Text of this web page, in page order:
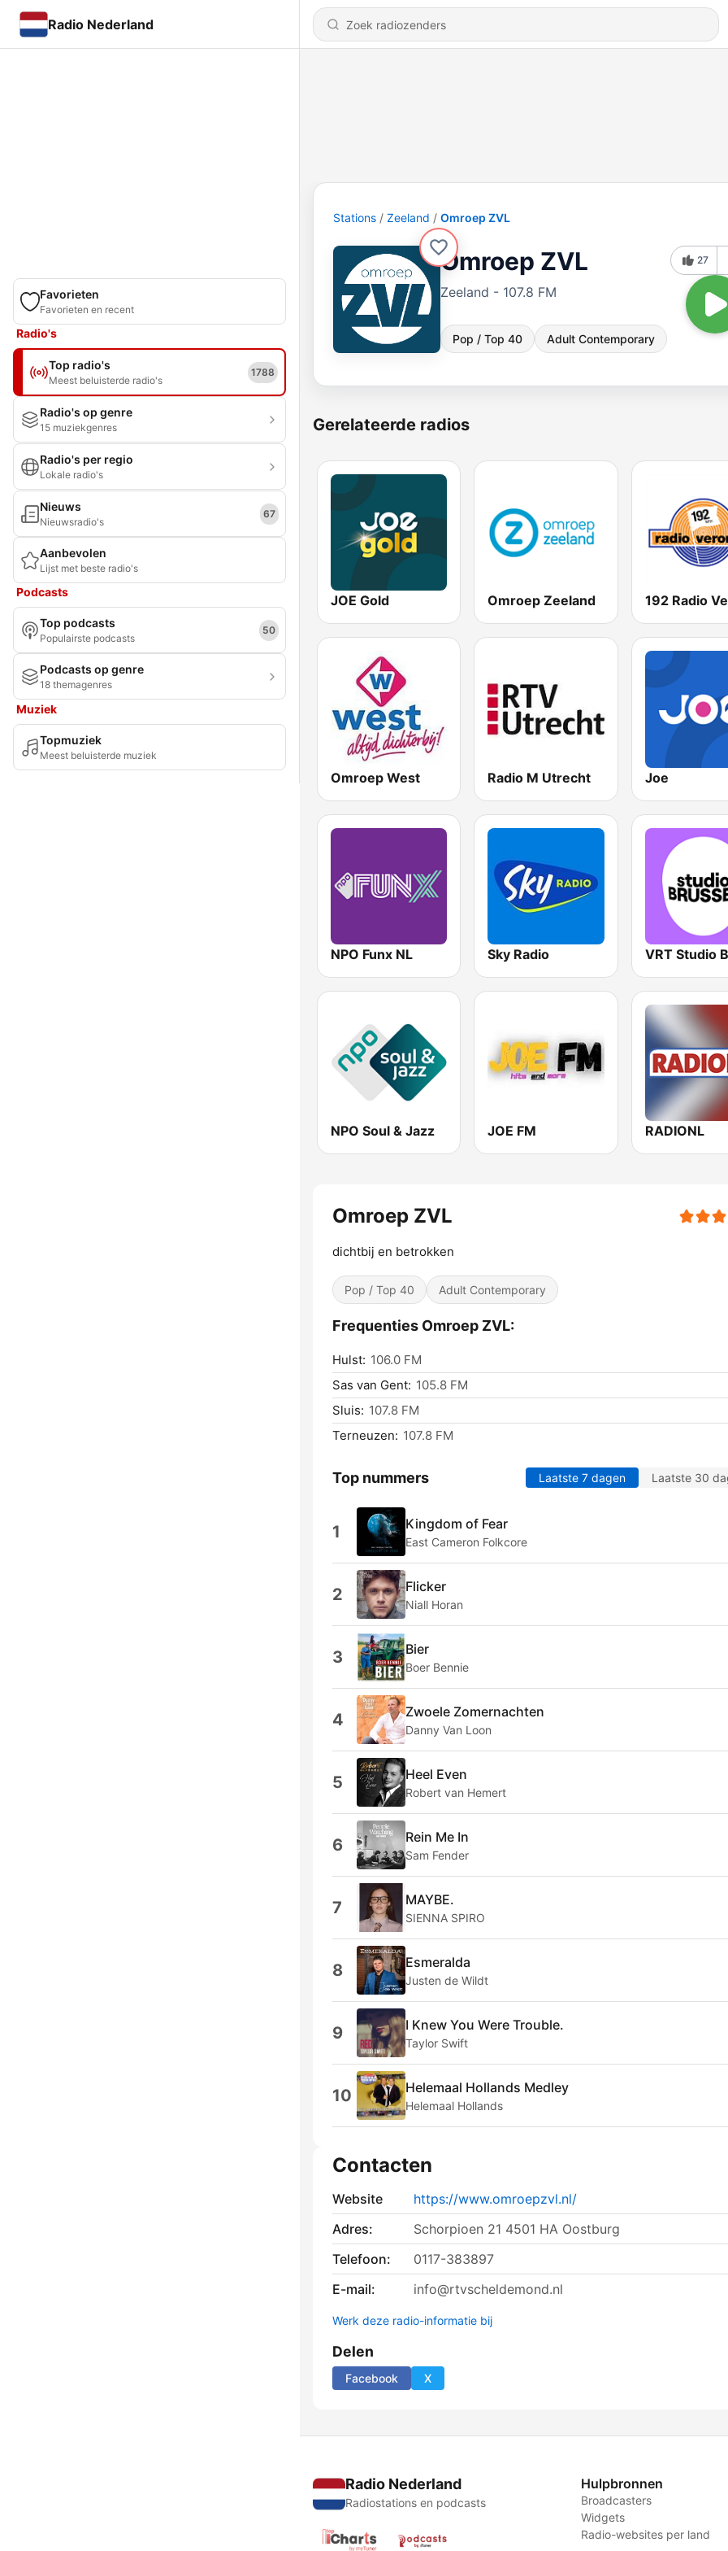
Radio Nederland
Favorieten
Favorieten en recent
Radio's
Top radio's
Meest beluisterde radio's
1788
Radio's op genre
15 muziekgenres
Radio's per regio
Lokale radio's
Nieuws
Nieuwsradio's
67
Aanbevolen
Lijst met beste radio's
Podcasts
Top podcasts
Populairste podcasts
50
Podcasts op genre
18 themagenres
Muziek
Topmuziek
Meest beluisterde muziek
Stations Zeeland Omroep ZVL
Omroep ZVL
Zeeland - 107.8 FM
Pop / Top 40 Adult Contemporary
27
Gerelateerde radios
JOE Gold Omroep Zeeland
Omroep West Radio M Utrecht Joe
NPO Funx NL Sky Radio
NPO Soul & Jazz JOE FM RADIONL
Omroep ZVL
dichtbij en betrokken
Pop / Top 40 Adult Contemporary
Frequenties Omroep ZVL:
Hulst: 106.0 FM
Sas van Gent: 105.8 FM
Sluis: 107.8 FM
Terneuzen: 107.8 FM
Top nummers Laatste 7 dagen Laatste 30
1 Kingdom of Fear
East Cameron Folkcore
2 Flicker
Niall Horan
3 Bier
Boer Bennie
4 Zwoele Zomernachten
Danny Van Loon
5 Heel Even
Robert van Hemert
6 Rein Me In
Sam Fender
7 MAYBE.
SIENNA SPIRO
8 Esmeralda
Justen de Wildt
9 I Knew You Were Trouble.
Taylor Swift
10 Helemaal Hollands Medley
Helemaal Hollands
Contacten
Website
https://www.omroepzvl.nl/
Adres:
Schorpioen 21 4501 HA Oostburg
Telefoon:
0117-383897
E-mail:
info@rtvscheldemond.nl
Werk deze radio-informatie bij
Delen
Facebook X
Radio Nederland
Radiostations en podcasts
Hulpbronnen
Broadcasters
Widgets
Radio-websites per land